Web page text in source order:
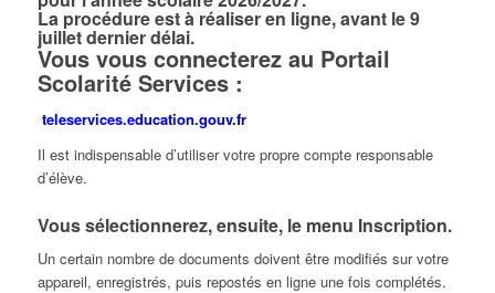
La procédure est à réaliser en ligne, avant le 9
juillet dernier délai.
Vous vous connecterez au Portail
Scolarité Services :
teleservices.education.gouv.fr
Il est indispensable d’utiliser votre propre compte responsable
d’élève.
Vous sélectionnerez, ensuite, le menu Inscription.
Un certain nombre de documents doivent être modifiés sur votre
appareil, enregistrés, puis repostés en ligne une fois complétés.